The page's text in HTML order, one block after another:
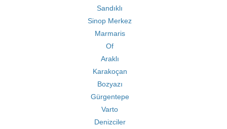
Sandıklı
Sinop Merkez
Marmaris
Of
Araklı
Karakoçan
Bozyazı
Gürgentepe
Varto
Denizciler